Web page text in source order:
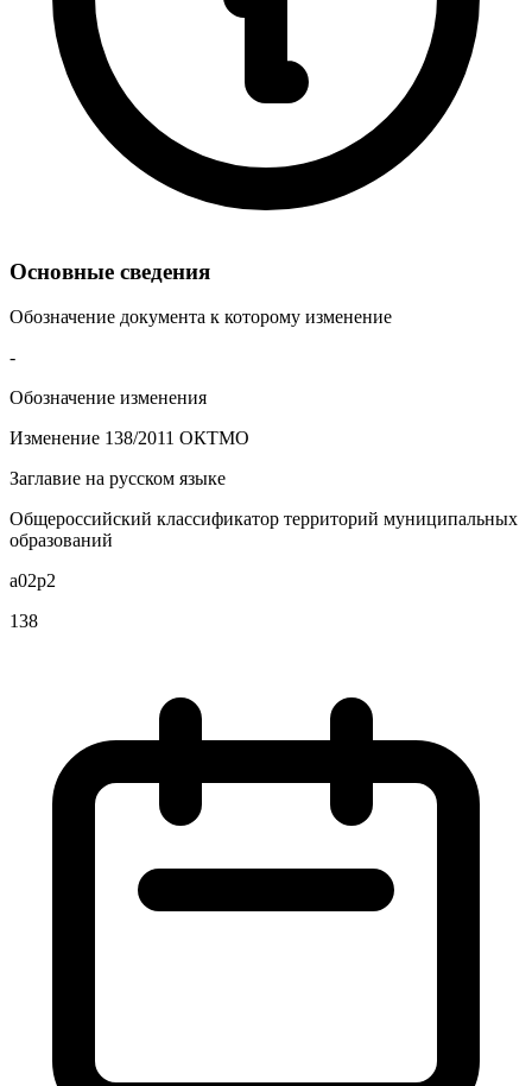
Основные сведения
Обозначение документа к которому изменение
-
Обозначение изменения
Изменение 138/2011 ОКТМО
Заглавие на русском языке
Общероссийский классификатор территорий муниципальных
образований
a02p2
138